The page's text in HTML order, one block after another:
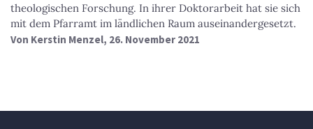
theologischen Forschung. In ihrer Doktorarbeit hat sie sich
mit dem Pfarramt im ländlichen Raum auseinandergesetzt.
Von Kerstin Menzel, 26. November 2021